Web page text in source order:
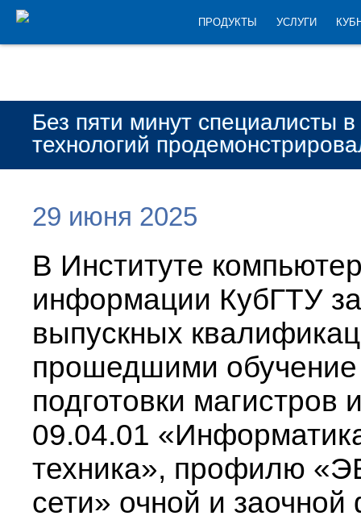
ПРОДУКТЫ УСЛУГИ
Без пяти минут специалисты
технологий
29 июня 2025
В Институте
информации КубГТУ
выпускных
прошедшими
подготовки магистров
09.04.01
техника», профилю
сети» очной и